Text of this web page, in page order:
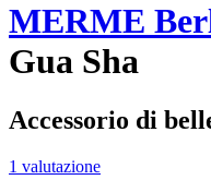
MERME
Gua Sha
Accessorio di
1 valutazione